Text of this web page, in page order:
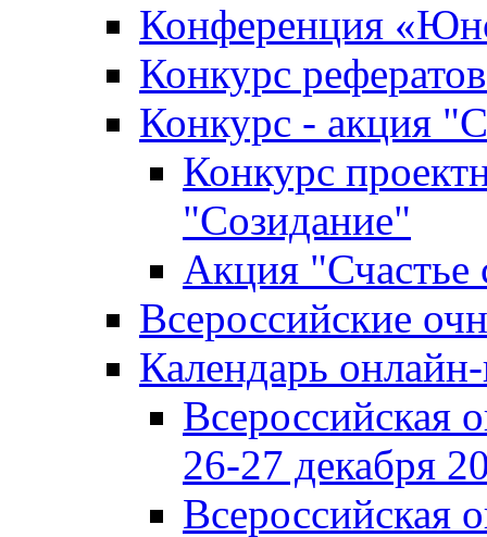
Конференция
Конкурс
Конкурс - акция
Конкурс
"Созидание"
Акция "Счастье
Всероссийские
Календарь
Всероссийская
26-27 декабря
Всероссийская